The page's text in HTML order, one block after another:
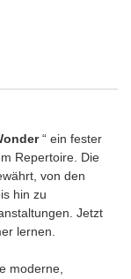
“ ein fester
Repertoire. Die
von den
hin zu
Jetzt
lernen.
moderne,